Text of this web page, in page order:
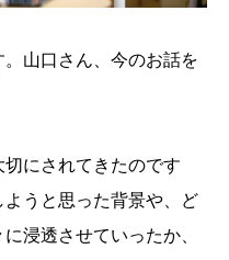
山口さん、今のお話を
にされてきたのです
うと思った背景や、ど
浸透させていったか、